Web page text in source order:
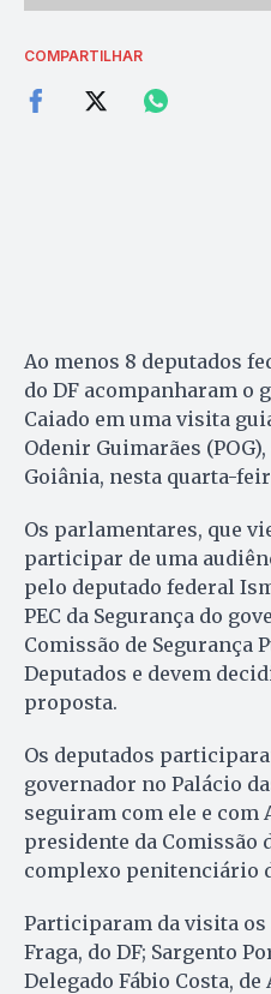
COMPARTILHAR
Ao menos 8 deputados
do DF acompanharam o
Caiado em uma visita
Odenir Guimarães
Goiânia, nesta quarta-
Os parlamentares, que
participar de uma
pelo deputado federal
PEC da Segurança do
Comissão de Segurança
Deputados e devem
proposta.
Os deputados
governador no Palácio
seguiram com ele e com
presidente da Comissão
complexo penitenciário
Participaram da visita
Fraga, do DF; Sargento
Delegado Fábio Costa,